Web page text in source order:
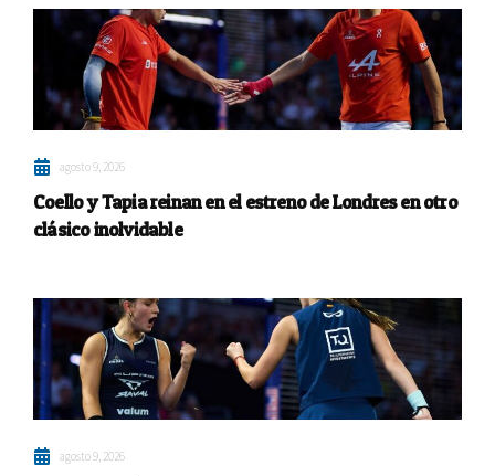
agosto 9, 2026
Coello y Tapia reinan en el estreno de Londres en otro
clásico inolvidable
agosto 9, 2026